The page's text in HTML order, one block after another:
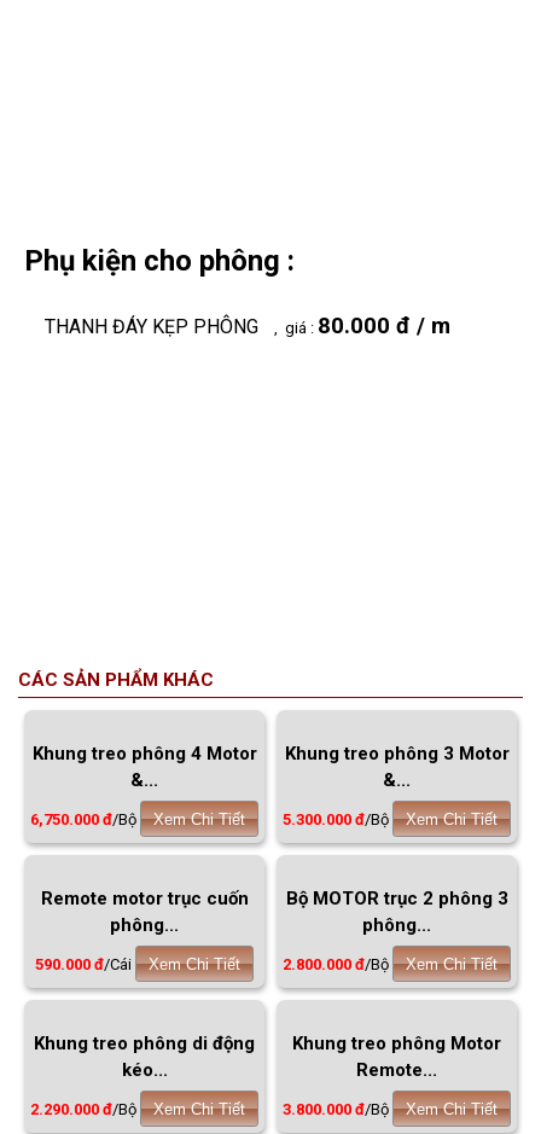
Phụ kiện cho phông :
THANH ĐÁY KẸP PHÔNG , giá : 80.000 đ / m
CÁC SẢN PHẨM KHÁC
Khung treo phông 4 Motor
&...
6,750.000 đ/Bộ Xem Chi Tiết
Khung treo phông 3 Motor
&...
5.300.000 đ/Bộ Xem Chi Tiết
Remote motor trục cuốn
phông...
590.000 đ/Cái Xem Chi Tiết
Bộ MOTOR trục 2 phông 3
phông...
2.800.000 đ/Bộ Xem Chi Tiết
Khung treo phông di động
kéo...
2.290.000 đ/Bộ Xem Chi Tiết
Khung treo phông Motor
Remote...
3.800.000 đ/Bộ Xem Chi Tiết